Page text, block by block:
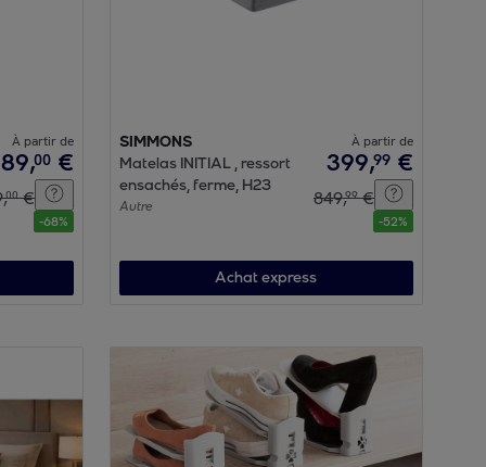
À partir de
,00 €
,00 €
-68%
SIMMONS
Matelas INITIAL , ressort
ensachés, ferme, H23
Autre
À partir de
399,99 €
849,99 €
-52%
Achat express